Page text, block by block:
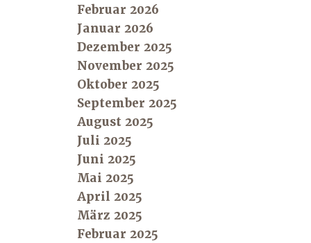
Februar 2026
Januar 2026
Dezember 2025
November 2025
Oktober 2025
September 2025
August 2025
Juli 2025
Juni 2025
Mai 2025
April 2025
März 2025
Februar 2025